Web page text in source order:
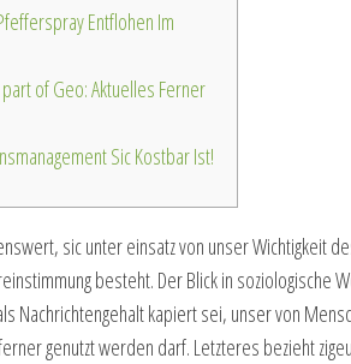
Entflohen Im
of Geo: Aktuelles Ferner
Sic Kostbar Ist!
sic unter einsatz von unser Wichtigkeit
besteht. Der Blick in soziologische
Nachrichtengehalt kapiert sei, unser von
genutzt werden darf. Letzteres bezieht